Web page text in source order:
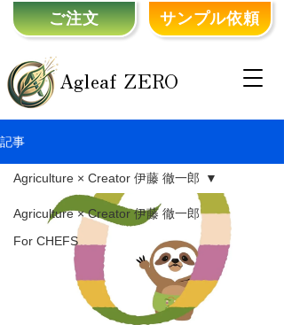
Agleaf ZERO
ご注文 サンプル依頼
記事
Agriculture × Creator 伊藤 徹一郎
For CHEFS
Agriculture × Creator 伊藤 徹一郎